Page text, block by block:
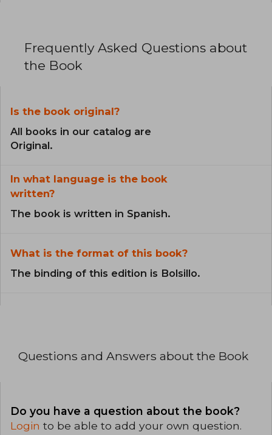
Frequently Asked Questions about
the Book
Is the book original?
All books in our catalog are
Original.
In what language is the book
written?
The book is written in Spanish.
What is the format of this book?
The binding of this edition is Bolsillo.
Questions and Answers about the Book
Do you have a question about the book?
Login to be able to add your own question.